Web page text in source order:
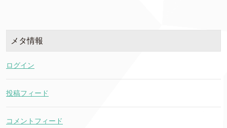
メタ情報
ログイン
投稿フィード
コメントフィード